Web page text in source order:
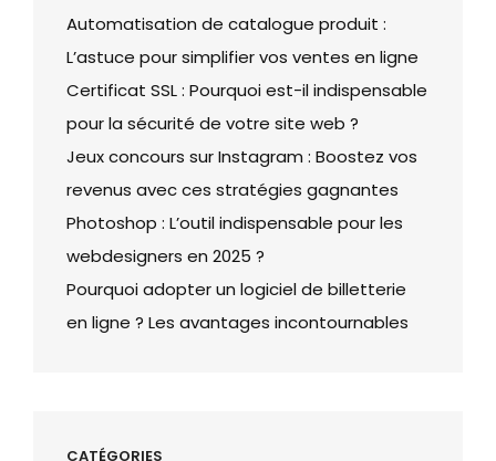
Automatisation de catalogue produit :
L’astuce pour simplifier vos ventes en ligne
Certificat SSL : Pourquoi est-il indispensable
pour la sécurité de votre site web ?
Jeux concours sur Instagram : Boostez vos
revenus avec ces stratégies gagnantes
Photoshop : L’outil indispensable pour les
webdesigners en 2025 ?
Pourquoi adopter un logiciel de billetterie
en ligne ? Les avantages incontournables
CATÉGORIES